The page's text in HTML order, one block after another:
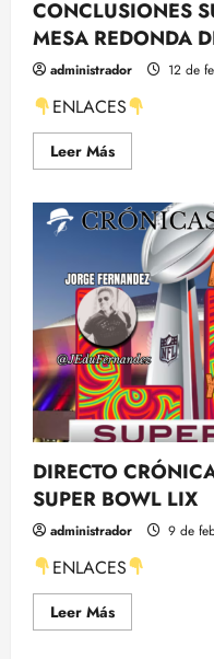
CONCLUSIONES
MESA REDONDA
administrador 12 de
ENLACES
Leer MásLeer
más
SUPER
BOWL
LIX:
ULTIMA
MESA
REDONDA
DE
LA
TEMPORADA
24/25
DIRECTO
SUPER BOWL LIX
administrador 9 de
ENLACES
Leer MásLeer
más